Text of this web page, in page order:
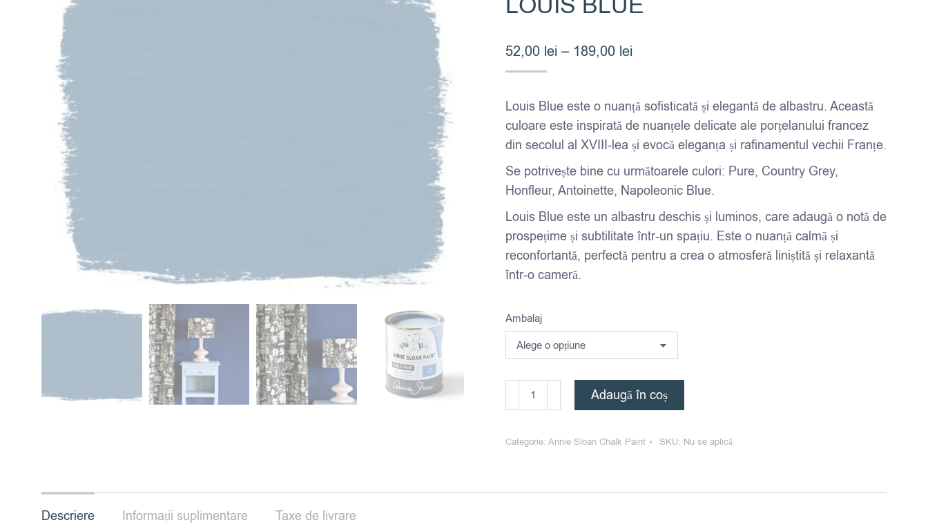
52,00 lei – 189,00 lei
52,00 lei
până
la
189,00 lei
Louis Blue este o nuanță sofisticată și elegantă de albastru. Această
culoare este inspirată de nuanțele delicate ale porțelanului francez
din secolul al XVIII-lea și evocă eleganța și rafinamentul vechii Franțe.
Se potrivește bine cu următoarele culori: Pure, Country Grey,
Honfleur, Antoinette, Napoleonic Blue.
Louis Blue este un albastru deschis și luminos, care adaugă o notă de
prospețime și subtilitate într-un spațiu. Este o nuanță calmă și
reconfortantă, perfectă pentru a crea o atmosferă liniștită și relaxantă
într-o cameră.
Ambalaj
Cantitate
Annie
Chalk
Adaugă în coș
Categorie: Annie Sloan Chalk Paint SKU: Nu se aplică
Descriere Informații suplimentare Taxe de livrare